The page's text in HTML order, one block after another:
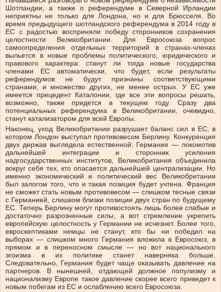
Шотландии, а также о референдуме в Северной Ирландии
неприятны не только для Лондона, но и для Брюсселя. Во
время предыдущего шотландского референдума в 2014 году в
ЕС с радостью восприняли победу сторонников сохранения
целостности Великобритании. Для Евросоюза вопрос
самоопределения отдельных территорий в странах-членах
выльется в новые проблемы политического, юридического и
правового характера: станут ли тогда новые государства
членами ЕС автоматически, что будет, если результаты
референдумов не будут признаны соответствующими
странами, и множество других, не менее острых. У ЕС уже
имеется прецедент Каталонии, где все эти вопросы решать,
возможно, также придется в текущем году. Сразу два
потенциальных референдума в Великобритании, очевидно,
станут катализатором для всей Европы.
Наконец, уход Великобритании разрушает баланс сил в ЕС, в
котором Лондон выступал противовесом Берлину. Конкуренция
двух держав выглядела естественной: Германия — локомотив
дальнейшей интеграции и сторонник усиления
надгосударственных институтов, Великобритания объединила
вокруг себя тех, кто опасается дальнейшей централизации. Но
именно экономический и политический вес Великобритании
был залогом того, что и такая позиция будет учтена. Франция
не сможет стать новым противовесом — слишком тесные связи
с Германией, слишком близки позиции двух стран по будущему
ЕС. Теперь Берлину могут противостоять лишь более слабые и
достаточно разрозненные силы, а вот стремление укрепить
европейскую целостность у Германии не исчезнет. Более того,
евроскептиками немцы не станут, кто бы ни победил на
выборах — слишком много Германия вложила в Евросоюз, в
прямом и в переносном смысле — но вот национального
эгоизма в их политике станет наверняка больше.
Следовательно, Германия будет чаще оказывать давление на
партнеров. В нынешней, отдающей должное популизму и
национализму Европе такое давление скорее всего приведет к
новым побегам из ЕС и ослаблению всего Евросоюза.